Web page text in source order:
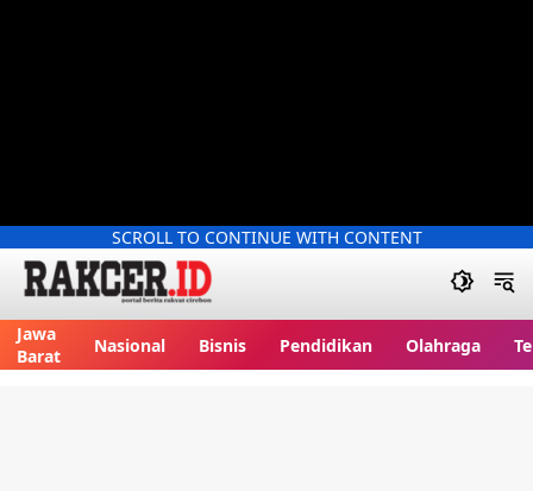
SCROLL TO CONTINUE WITH CONTENT
Jawa
Barat
Nasional Bisnis Pendidikan Olahraga